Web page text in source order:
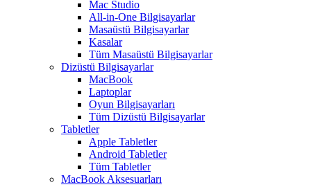
Mac Studio
All-in-One Bilgisayarlar
Masaüstü Bilgisayarlar
Kasalar
Tüm Masaüstü Bilgisayarlar
Dizüstü Bilgisayarlar
MacBook
Laptoplar
Oyun Bilgisayarları
Tüm Dizüstü Bilgisayarlar
Tabletler
Apple Tabletler
Android Tabletler
Tüm Tabletler
MacBook Aksesuarları